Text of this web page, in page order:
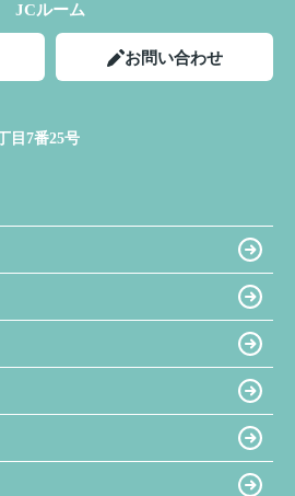
JCルーム
お問い合わせ
目7番25号